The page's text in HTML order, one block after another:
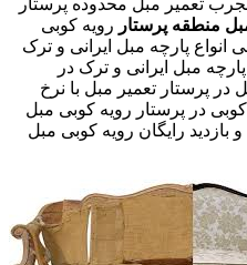
منطقه پرستار رویه کوبی
انواع پارچه مبل ایرانی و ترک
مبل ایرانی و ترک در
پرستار تعمیر مبل با نرخ
در پرستار رویه کوبی مبل
رایگان رویه کوبی مبل